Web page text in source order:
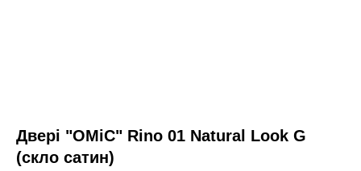
Двері "ОМіС" Rino 01 Natural Look G
(скло сатин)